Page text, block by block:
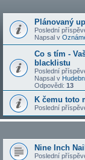
Plánovaný
Poslední
Napsal v
Co s tím -
blacklistu
Poslední
Napsal v
Odpovědi: 13
K čemu toto
Poslední
Nine Inch
Poslední